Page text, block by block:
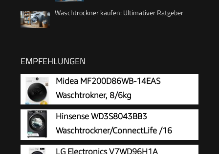
Waschtrockner kaufen: Ultimativer Ratgeber
EMPFEHLUNGEN
Midea MF200D86WB-14EAS
Waschtrokner, 8/6kg
Waschen/Trocknen, A, Inverter Mortor,
Auffrischen, 60 Min. Waschen & Trocknen,
Steam Care, Turbo Wash, 48 cm tief, APP-
Steuerung, AquaStop
Hinsense WD3S8043BB3
Waschtrockner/ConnectLife /16
Programme /8 KG, 54 Liter /1400
LG Electronics V7WD96H1A